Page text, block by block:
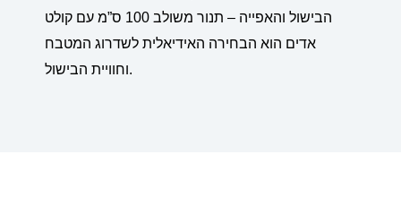
הבישול והאפייה – תנור משולב 100 ס”מ עם קולט
אדים הוא הבחירה האידיאלית לשדרוג המטבח
וחוויית הבישול.